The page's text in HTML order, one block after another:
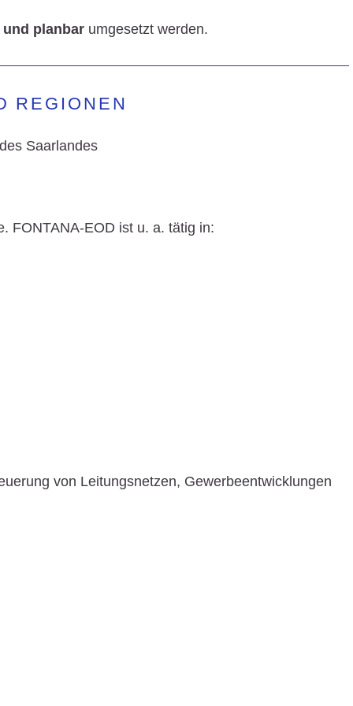
planbar umgesetzt werden.
REGIONEN
Saarlandes
FONTANA-EOD ist u. a. tätig in:
von Leitungsnetzen, Gewerbeentwicklungen